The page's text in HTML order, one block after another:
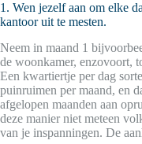
1. Wen jezelf aan om elke
kantoor uit te mesten.
Neem in maand 1
de woonkamer, enzovoort,
Een kwartiertje per dag
puinruimen per maand, en
afgelopen maanden aan
deze manier niet meteen
van je inspanningen. De